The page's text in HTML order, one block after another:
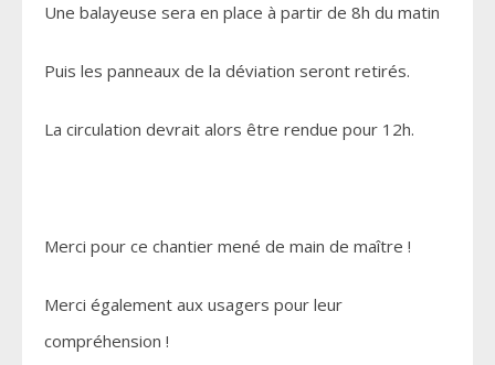
Une balayeuse sera en place à partir de 8h du matin
Puis les panneaux de la déviation seront retirés.
La circulation devrait alors être rendue pour 12h.
Merci pour ce chantier mené de main de maître !
Merci également aux usagers pour leur
compréhension !